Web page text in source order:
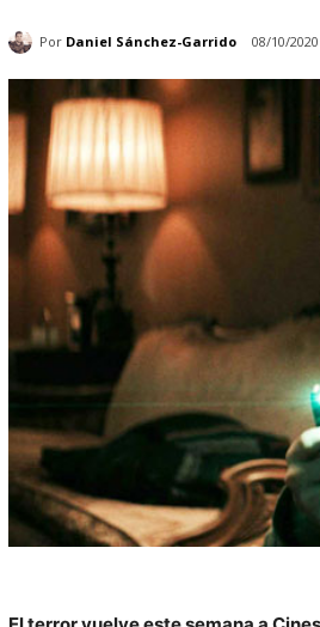
Por Daniel Sánchez-Garrido 08/10/2020